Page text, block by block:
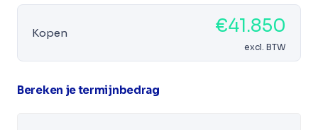
Kopen €41.850
excl. BTW
Bereken je termijnbedrag